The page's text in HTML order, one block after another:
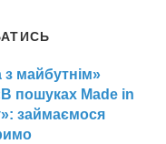
з майбутнiм»
пошуках Made in
займаємося